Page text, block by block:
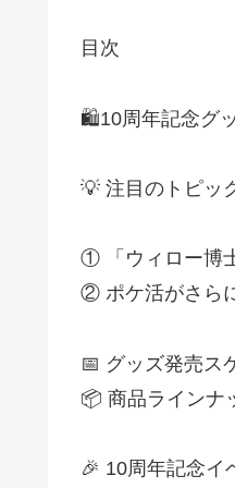
目次
🛍️10周年記念グ
💡 注目のトピッ
① 「ウィロー博
② ポケ活がさら
📅 グッズ発売ス
📦 商品ラインナ
🎉 10周年記念イ